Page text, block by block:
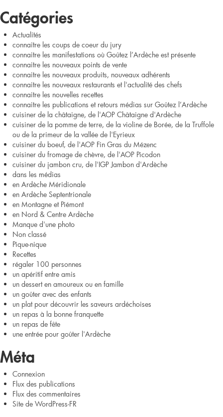
Catégories
Actualités
connaître les coups de coeur du jury
connaitre les manifestations où Goûtez l’Ardèche est présente
connaitre les nouveaux points de vente
connaitre les nouveaux produits, nouveaux adhérents
connaitre les nouveaux restaurants et l'actualité des chefs
connaitre les nouvelles recettes
connaitre les publications et retours médias sur Goûtez l’Ardèche
cuisiner de la châtaigne, de l'AOP Châtaigne d'Ardèche
cuisiner de la pomme de terre, de la violine de Borée, de la Truffole
ou de la primeur de la vallée de l'Eyrieux
cuisiner du boeuf, de l'AOP Fin Gras du Mézenc
cuisiner du fromage de chèvre, de l'AOP Picodon
cuisiner du jambon cru, de l'IGP Jambon d'Ardèche
dans les médias
en Ardèche Méridionale
en Ardèche Septentrionale
en Montagne et Piémont
en Nord & Centre Ardèche
Manque d'une photo
Non classé
Pique-nique
Recettes
régaler 100 personnes
un apéritif entre amis
un dessert en amoureux ou en famille
un goûter avec des enfants
un plat pour découvrir les saveurs ardéchoises
un repas à la bonne franquette
un repas de fête
une entrée pour goûter l'Ardèche
Méta
Connexion
Flux des publications
Flux des commentaires
Site de WordPress-FR